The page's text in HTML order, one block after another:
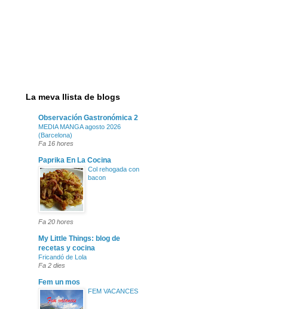
La meva llista de blogs
Observación Gastronómica 2
MEDIA MANGA agosto 2026
(Barcelona)
Fa 16 hores
Paprika En La Cocina
Col rehogada con
bacon
Fa 20 hores
My Little Things: blog de
recetas y cocina
Fricandó de Lola
Fa 2 dies
Fem un mos
FEM VACANCES